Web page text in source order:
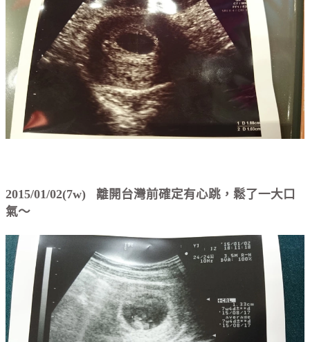
2015/01/02(7w) 離開台灣前確定有心跳，鬆了一大口
氣～